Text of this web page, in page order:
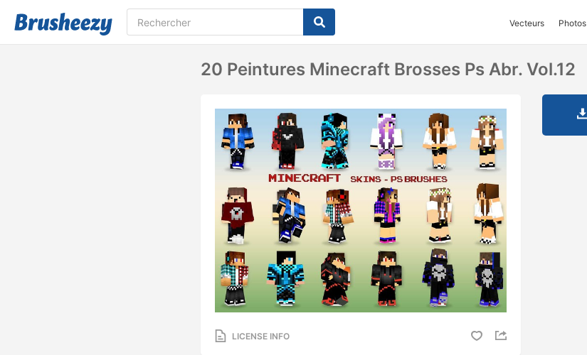
Vecteurs Photos
20 Peintures Minecraft Brosses Ps Abr. Vol.12
LICENSE INFO